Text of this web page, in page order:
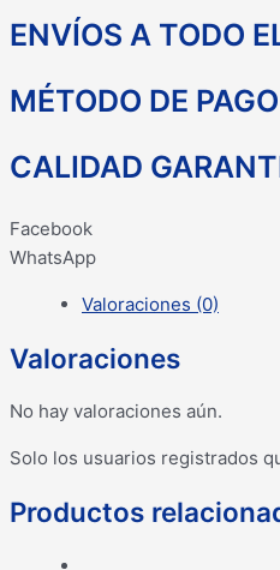
ENVÍOS A TODO
MÉTODO DE PAGO
CALIDAD
Facebook
WhatsApp
Valoraciones (0)
Valoraciones
No hay valoraciones aún.
Solo los usuarios registrados
Productos